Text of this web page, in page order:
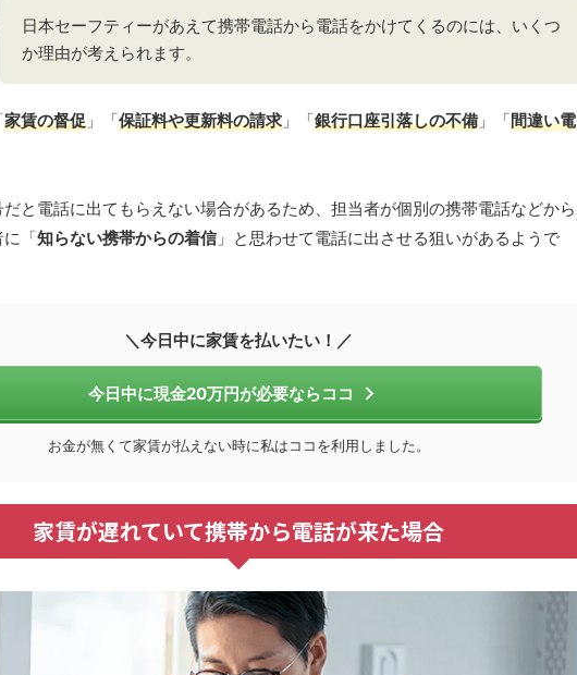
日本セーフティーがあえて携帯電話から電話をかけてくるのには、いくつ
か理由が考えられます。
家賃の督促 」「保証料や更新料の請求 」「銀行口座引落しの不備 」「間違い電
と電話に出てもらえない場合があるため、担当者が個別の携帯電話などから
「知らない携帯からの着信」と思わせて電話に出させる狙いがあるようで
＼今日中に家賃を払いたい！／
今日中に現金20万円が必要ならココ
お金が無くて家賃が払えない時に私はココを利用しました。
家賃が遅れていて携帯から電話が来た場合